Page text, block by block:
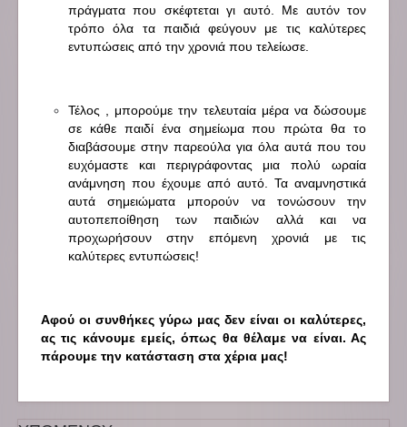
πράγματα που σκέφτεται γι αυτό. Με αυτόν τον
τρόπο όλα τα παιδιά φεύγουν με τις καλύτερες
εντυπώσεις από την χρονιά που τελείωσε.
Τέλος , μπορούμε την τελευταία μέρα να δώσουμε
σε κάθε παιδί ένα σημείωμα που πρώτα θα το
διαβάσουμε στην παρεούλα για όλα αυτά που του
ευχόμαστε και περιγράφοντας μια πολύ ωραία
ανάμνηση που έχουμε από αυτό. Τα αναμνηστικά
αυτά σημειώματα μπορούν να τονώσουν την
αυτοπεποίθηση των παιδιών αλλά και να
προχωρήσουν στην επόμενη χρονιά με τις
καλύτερες εντυπώσεις!
Αφού οι συνθήκες γύρω μας δεν είναι οι καλύτερες,
ας τις κάνουμε εμείς, όπως θα θέλαμε να είναι. Ας
πάρουμε την κατάσταση στα χέρια μας!